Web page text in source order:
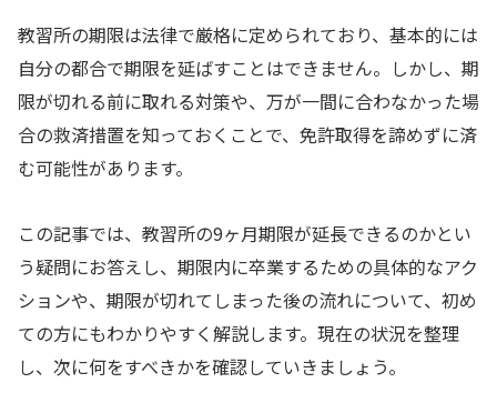
教習所の期限は法律で厳格に定められており、基本的には
自分の都合で期限を延ばすことはできません。しかし、期
限が切れる前に取れる対策や、万が一間に合わなかった場
合の救済措置を知っておくことで、免許取得を諦めずに済
む可能性があります。
この記事では、教習所の9ヶ月期限が延長できるのかとい
う疑問にお答えし、期限内に卒業するための具体的なアク
ションや、期限が切れてしまった後の流れについて、初め
ての方にもわかりやすく解説します。現在の状況を整理
し、次に何をすべきかを確認していきましょう。